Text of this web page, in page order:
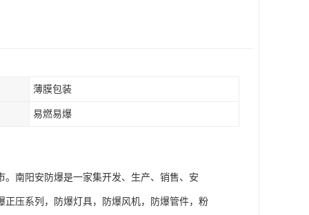
薄膜包装
易燃易爆
南阳安防爆是一家集开发、生产、销售、安
压系列，防爆灯具，防爆风机，防爆管件，粉